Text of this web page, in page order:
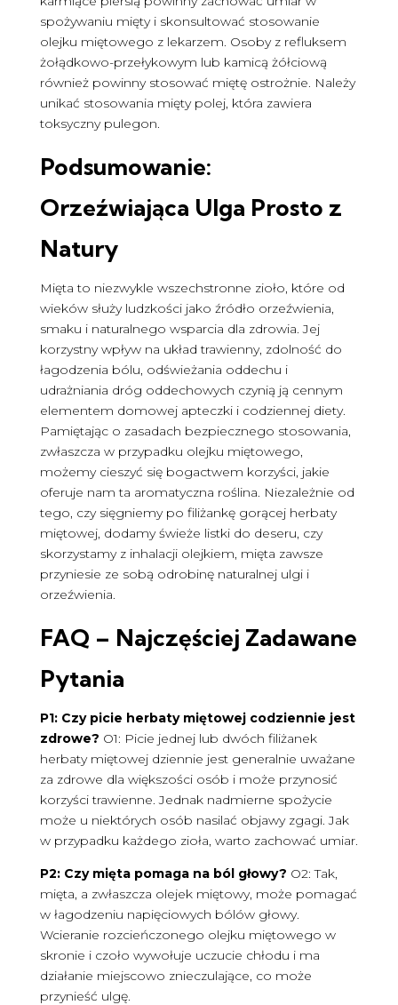
spożywaniu mięty i skonsultować stosowanie
olejku miętowego z lekarzem. Osoby z refluksem
żołądkowo-przełykowym lub kamicą żółciową
również powinny stosować miętę ostrożnie. Należy
unikać stosowania mięty polej, która zawiera
toksyczny pulegon.
Podsumowanie:
Orzeźwiająca Ulga Prosto z
Natury
Mięta to niezwykle wszechstronne zioło, które od
wieków służy ludzkości jako źródło orzeźwienia,
smaku i naturalnego wsparcia dla zdrowia. Jej
korzystny wpływ na układ trawienny, zdolność do
łagodzenia bólu, odświeżania oddechu i
udrażniania dróg oddechowych czynią ją cennym
elementem domowej apteczki i codziennej diety.
Pamiętając o zasadach bezpiecznego stosowania,
zwłaszcza w przypadku olejku miętowego,
możemy cieszyć się bogactwem korzyści, jakie
oferuje nam ta aromatyczna roślina. Niezależnie od
tego, czy sięgniemy po filiżankę gorącej herbaty
miętowej, dodamy świeże listki do deseru, czy
skorzystamy z inhalacji olejkiem, mięta zawsze
przyniesie ze sobą odrobinę naturalnej ulgi i
orzeźwienia.
FAQ – Najczęściej Zadawane
Pytania
P1: Czy picie herbaty miętowej codziennie jest
zdrowe? O1: Picie jednej lub dwóch filiżanek
herbaty miętowej dziennie jest generalnie uważane
za zdrowe dla większości osób i może przynosić
korzyści trawienne. Jednak nadmierne spożycie
może u niektórych osób nasilać objawy zgagi. Jak
w przypadku każdego zioła, warto zachować umiar.
P2: Czy mięta pomaga na ból głowy? O2: Tak,
mięta, a zwłaszcza olejek miętowy, może pomagać
w łagodzeniu napięciowych bólów głowy.
Wcieranie rozcieńczonego olejku miętowego w
skronie i czoło wywołuje uczucie chłodu i ma
działanie miejscowo znieczulające, co może
przynieść ulgę.